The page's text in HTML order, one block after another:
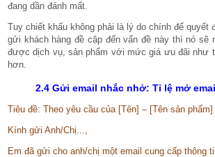
đang dần đánh mất.
Tuy chiết khấu không phải là lý do chính để
gửi khách hàng đề cập đến vấn đề này thì nó sẽ
được dịch vụ, sản phẩm với mức giá ưu đãi như
hơn.
2.4 Gửi email nhắc nhở: Tỉ lệ mở
Tiêu đề: Theo yêu cầu của [Tên] – [Tên sản phẩm]
Kính gửi Anh/Chị...,
Em đã gửi cho anh/chị một email cung cấp